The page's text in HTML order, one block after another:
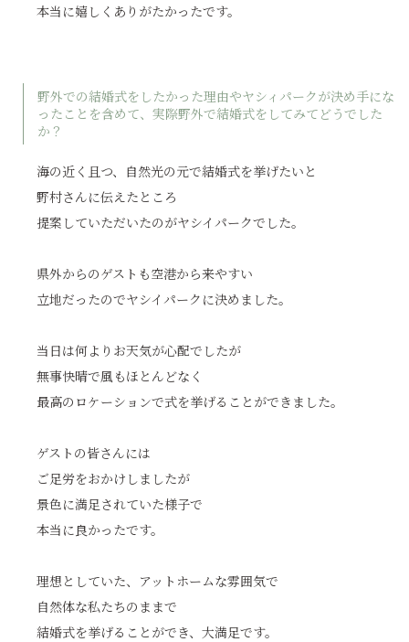
本当に嬉しくありがたかったです。
野外での結婚式をしたかった理由やヤシィパークが決め手にな
ったことを含めて、実際野外で結婚式をしてみてどうでした
か？
海の近く且つ、自然光の元で結婚式を挙げたいと
野村さんに伝えたところ
提案していただいたのがヤシイパークでした。
県外からのゲストも空港から来やすい
立地だったのでヤシイパークに決めました。
当日は何よりお天気が心配でしたが
無事快晴で風もほとんどなく
最高のロケーションで式を挙げることができました。
ゲストの皆さんには
ご足労をおかけしましたが
景色に満足されていた様子で
本当に良かったです。
理想としていた、アットホームな雰囲気で
自然体な私たちのままで
結婚式を挙げることができ、大満足です。